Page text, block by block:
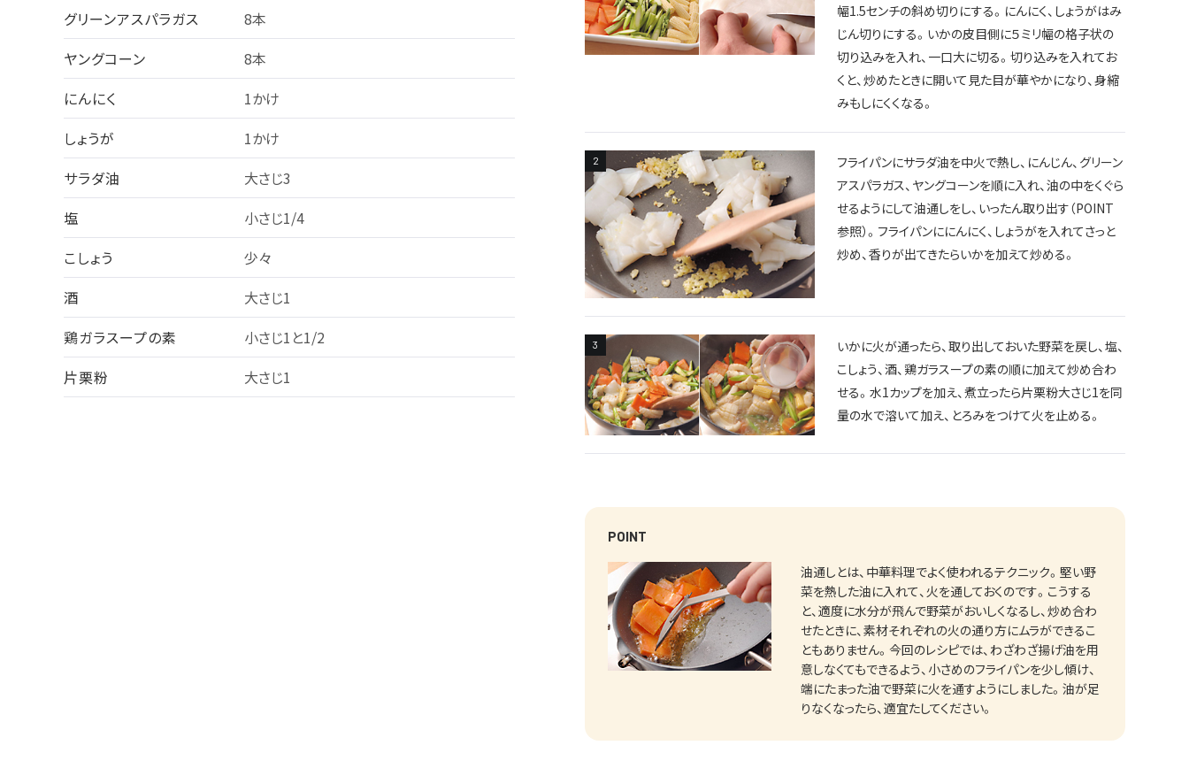
グリーンアスパラガス
8本
ヤングコーン
8本
にんにく
1かけ
しょうが
1かけ
サラダ油
大さじ3
塩
小さじ1/4
こしょう
少々
酒
大さじ1
鶏ガラスープの素
小さじ1と1/2
片栗粉
大さじ1
幅1.5センチの斜め切りにする。にんにく、しょうがはみ
じん切りにする。いかの皮目側に５ミリ幅の格子状の
切り込みを入れ、一口大に切る。切り込みを入れてお
くと、炒めたときに開いて見た目が華やかになり、身縮
みもしにくくなる。
フライパンにサラダ油を中火で熱し、にんじん、グリーン
アスパラガス、ヤングコーンを順に入れ、油の中をくぐら
せるようにして油通しをし、いったん取り出す（POINT
参照）。フライパンににんにく、しょうがを入れてさっと
炒め、香りが出てきたらいかを加えて炒める。
いかに火が通ったら、取り出しておいた野菜を戻し、塩、
こしょう、酒、鶏ガラスープの素の順に加えて炒め合わ
せる。水1カップを加え、煮立ったら片栗粉大さじ1を同
量の水で溶いて加え、とろみをつけて火を止める。
POINT
油通しとは、中華料理でよく使われるテクニック。堅い野
菜を熱した油に入れて、火を通しておくのです。こうする
と、適度に水分が飛んで野菜がおいしくなるし、炒め合わ
せたときに、素材それぞれの火の通り方にムラができるこ
ともありません。今回のレシピでは、わざわざ揚げ油を用
意しなくてもできるよう、小さめのフライパンを少し傾け、
端にたまった油で野菜に火を通すようにしました。油が足
りなくなったら、適宜たしてください。